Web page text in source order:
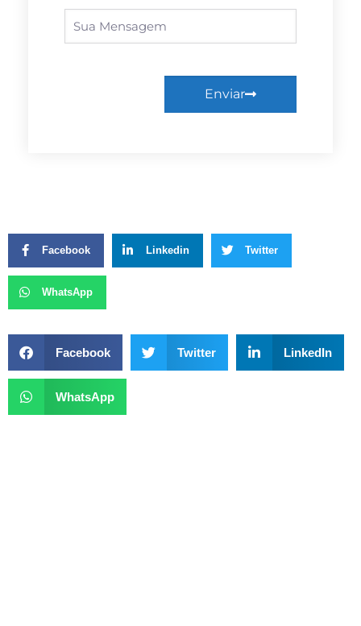
Enviar
Facebook Linkedin Twitter
WhatsApp
Facebook Twitter LinkedIn
WhatsApp